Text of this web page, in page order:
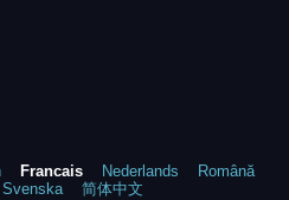
Francais Nederlands
Română
Svenska
简体中文